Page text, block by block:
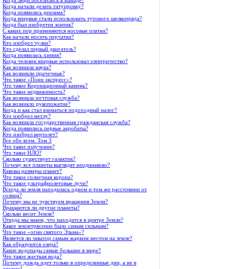
Когда начали делать татуировку?
Когда появилась реклама?
Когда впервые стали использовать тутового шелкопряда?
Когда был изобретен зонтик?
С каких пор применяются носовые платки?
Как начали носить перчатки?
Кто изобрел чулки?
Кто сделал первый двигатель?
Когда появилась химия?
Когда человек впервые использовал электричество?
Как возникла наука?
Как возникли прачечные?
Что такое «Пони экспресс»?
Что такое Коронационный камень?
Что такое недвижимость?
Как возникла почтовая служба?
Как возникло рукопожатие?
Когда и как стал взиматься подоходный налог?
Кто изобрел метлу?
Как возникла государственная гражданская служба?
Когда появились первые акробаты?
Кто изобрел вертолет?
Все обо всем. Том 3
Что такое излучение?
Что такое НЛО?
Сколько существует галактик?
Почему все планеты выглядят неодинаково?
Каковы размеры планет?
Что такое солнечная корона?
Что такое ультрафиолетовые лучи?
Всегда ли земля находилась одном и том же расстоянии от
солнца?
Почему мы не чувствуем вращения Земли?
Вращаются ли другие планеты?
Сколько весит Земля?
Откуда мы знаем, что находится в центре Земли?
Какое землетрясение было самым сильным?
Что такое «огни святого Эльма»?
Является ли экватор самым жарким местом на земле?
Как образуются озера?
Какие водопады самые большие в мире?
Что такое жесткая вода?
Почему дождь идет только в определенные дни, а не в